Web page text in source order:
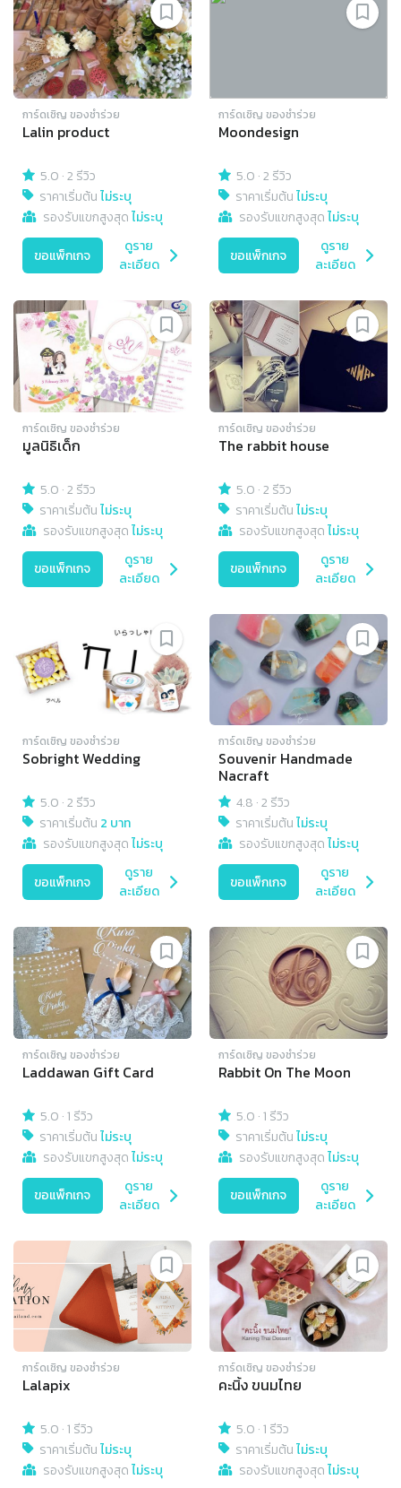
การ์ดเชิญ​ ของชำร่วย
Lalin product
5.0 ·2 รีวิว
ราคาเริ่มต้นไม่ระบุ
รองรับแขกสูงสุดไม่ระบุ
ขอแพ็กเกจ
ดูราย
ละเอียด
การ์ดเชิญ​ ของชำร่วย
Moondesign
5.0 ·2 รีวิว
ราคาเริ่มต้นไม่ระบุ
รองรับแขกสูงสุดไม่ระบุ
ขอแพ็กเกจ
ดูราย
ละเอียด
การ์ดเชิญ​ ของชำร่วย
มูลนิธิเด็ก
5.0 ·2 รีวิว
ราคาเริ่มต้นไม่ระบุ
รองรับแขกสูงสุดไม่ระบุ
ขอแพ็กเกจ
ดูราย
ละเอียด
การ์ดเชิญ​ ของชำร่วย
The rabbit house
5.0 ·2 รีวิว
ราคาเริ่มต้นไม่ระบุ
รองรับแขกสูงสุดไม่ระบุ
ขอแพ็กเกจ
ดูราย
ละเอียด
การ์ดเชิญ​ ของชำร่วย
Sobright Wedding
5.0 ·2 รีวิว
ราคาเริ่มต้น 2 บาท
รองรับแขกสูงสุดไม่ระบุ
ขอแพ็กเกจ
ดูราย
ละเอียด
การ์ดเชิญ​ ของชำร่วย
Souvenir Handmade
Nacraft
4.8 ·2 รีวิว
ราคาเริ่มต้นไม่ระบุ
รองรับแขกสูงสุดไม่ระบุ
ขอแพ็กเกจ
ดูราย
ละเอียด
การ์ดเชิญ​ ของชำร่วย
Laddawan Gift Card
5.0 ·1 รีวิว
ราคาเริ่มต้นไม่ระบุ
รองรับแขกสูงสุดไม่ระบุ
ขอแพ็กเกจ
ดูราย
ละเอียด
การ์ดเชิญ​ ของชำร่วย
Rabbit On The Moon
5.0 ·1 รีวิว
ราคาเริ่มต้นไม่ระบุ
รองรับแขกสูงสุดไม่ระบุ
ขอแพ็กเกจ
ดูราย
ละเอียด
การ์ดเชิญ​ ของชำร่วย
Lalapix
5.0 ·1 รีวิว
ราคาเริ่มต้นไม่ระบุ
รองรับแขกสูงสุดไม่ระบุ
การ์ดเชิญ​ ของชำร่วย
คะนิ้ง ขนมไทย
5.0 ·1 รีวิว
ราคาเริ่มต้นไม่ระบุ
รองรับแขกสูงสุดไม่ระบุ